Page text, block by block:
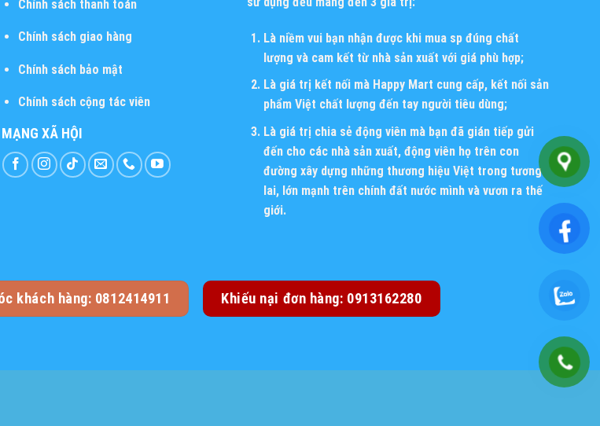
Chính sách thanh toán
Chính sách giao hàng
Chính sách bảo mật
Chính sách cộng tác viên
MẠNG XÃ HỘI
Là niềm vui bạn nhận được khi mua sp đúng chất
lượng và cam kết từ nhà sản xuất với giá phù hợp;
Là giá trị kết nối mà Happy Mart cung cấp, kết nối sản
phẩm Việt chất lượng đến tay người tiêu dùng;
Là giá trị chia sẻ động viên mà bạn đã gián tiếp gửi
đến cho các nhà sản xuất, động viên họ trên con
đường xây dựng những thương hiệu Việt trong tương
lai, lớn mạnh trên chính đất nước mình và vươn ra thế
giới.
khách hàng: 0812414911 Khiếu nại đơn hàng: 0913162280